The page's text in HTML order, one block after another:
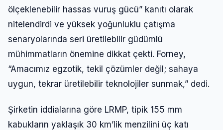
ölçeklenebilir hassas vuruş gücü” kanıtı olarak
nitelendirdi ve yüksek yoğunluklu çatışma
senaryolarında seri üretilebilir güdümlü
mühimmatların önemine dikkat çekti. Forney,
“Amacımız egzotik, tekil çözümler değil; sahaya
uygun, tekrar üretilebilir teknolojiler sunmak,” dedi.
Şirketin iddialarına göre LRMP, tipik 155 mm
kabukların yaklaşık 30 km’lik menzilini üç katı